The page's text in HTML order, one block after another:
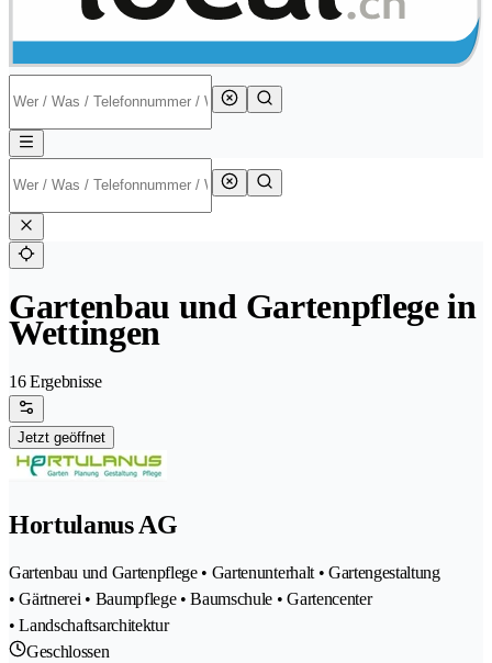
Gartenbau und Gartenpflege in
Wettingen
16 Ergebnisse
Jetzt geöffnet
Hortulanus AG
Gartenbau und Gartenpflege • Gartenunterhalt • Gartengestaltung
• Gärtnerei • Baumpflege • Baumschule • Gartencenter
• Landschaftsarchitektur
Geschlossen